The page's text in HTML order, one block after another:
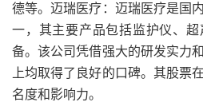
德等。迈瑞医疗：迈瑞医疗是国
一，其主要产品包括监护仪、
备。该公司凭借强大的研发实力
上均取得了良好的口碑。其股票
名度和影响力。